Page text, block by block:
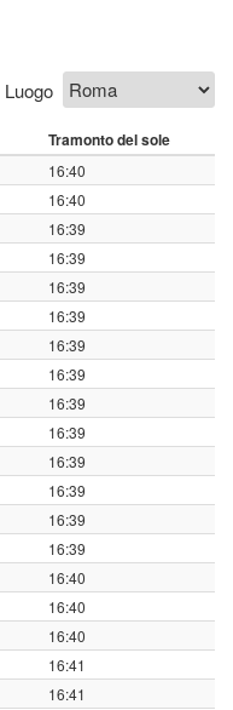
Luogo
Tramonto del sole
16:40
16:40
16:39
16:39
16:39
16:39
16:39
16:39
16:39
16:39
16:39
16:39
16:39
16:39
16:40
16:40
16:40
16:41
16:41